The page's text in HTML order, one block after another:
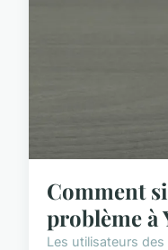
Comment
problème à
Les utilisateurs